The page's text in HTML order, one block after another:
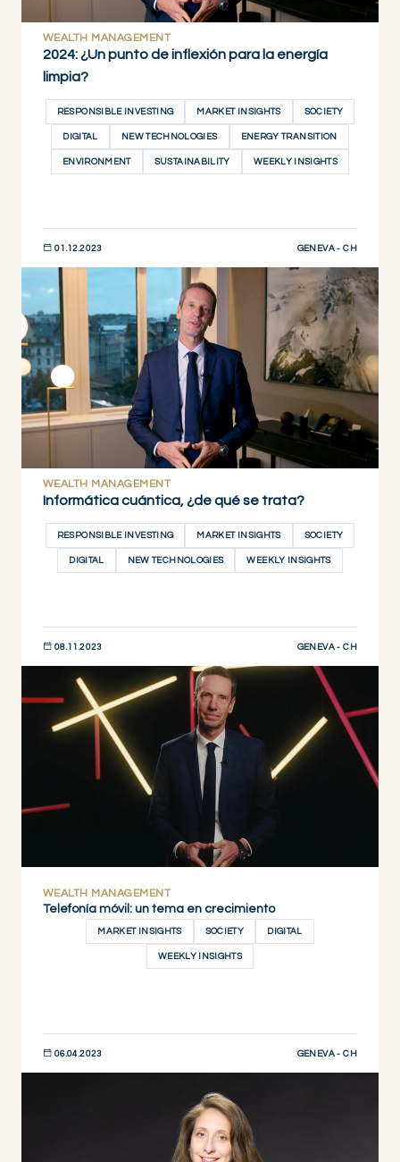
WEALTH MANAGEMENT
2024: ¿Un punto de inflexión para la energía
limpia?
RESPONSIBLE INVESTING MARKET INSIGHTS SOCIETY
DIGITAL NEW TECHNOLOGIES ENERGY TRANSITION
ENVIRONMENT SUSTAINABILITY WEEKLY INSIGHTS
01.12.2023 GENEVA - CH
DESCUBRIR AHORA
WEALTH MANAGEMENT
Informática cuántica, ¿de qué se trata?
RESPONSIBLE INVESTING MARKET INSIGHTS SOCIETY
DIGITAL NEW TECHNOLOGIES WEEKLY INSIGHTS
08.11.2023 GENEVA - CH
DESCUBRIR AHORA
WEALTH MANAGEMENT
Telefonía móvil: un tema en crecimiento
MARKET INSIGHTS SOCIETY DIGITAL
WEEKLY INSIGHTS
06.04.2023 GENEVA - CH